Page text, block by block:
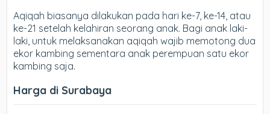
Aqiqah biasanya dilakukan pada hari ke-7, ke-14, atau
ke-21 setelah kelahiran seorang anak. Bagi anak laki-
laki, untuk melaksanakan aqiqah wajib memotong dua
ekor kambing sementara anak perempuan satu ekor
kambing saja.
Harga di Surabaya